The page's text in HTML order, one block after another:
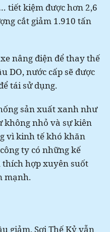
tiết kiệm được hơn 2,6
cắt giảm 1.910 tấn
nâng điện để thay thế
DO, nước cấp sẽ được
tái sử dụng.
sản xuất xanh như
không nhỏ và sự kiên
vì kinh tế khó khăn
ty có những kế
hợp xuyên suốt
mạnh.
giảm, Sợi Thế Kỷ vẫn